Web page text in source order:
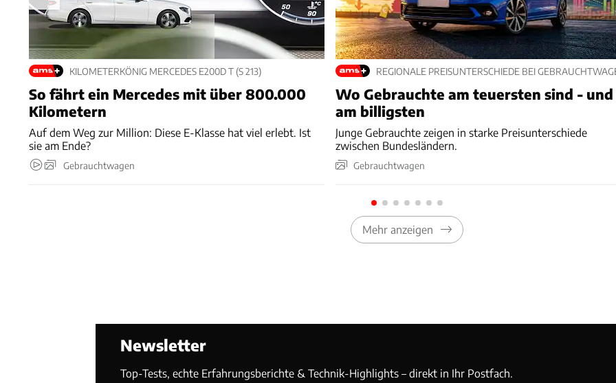
KILOMETERKÖNIG MERCEDES E200D T (S 213)
So fährt ein Mercedes mit über 800.000
Kilometern
Auf dem Weg zur Million: Diese E-Klasse hat viel erlebt. Ist
sie am Ende?
Gebrauchtwagen
REGIONALE PREISUNTERSCHIEDE BEI
Wo Gebrauchte am teuersten sind - und
am billigsten
Junge Gebrauchte zeigen in starke Preisunterschiede
zwischen Bundesländern.
Gebrauchtwagen
Mehr anzeigen
Newsletter
Top-Tests, echte Erfahrungsberichte & Technik-Highlights – direkt in Ihr Postfach.